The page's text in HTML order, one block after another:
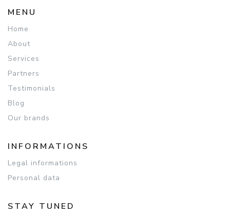
MENU
Home
About
Services
Partners
Testimonials
Blog
Our brands
INFORMATIONS
Legal informations
Personal data
STAY TUNED